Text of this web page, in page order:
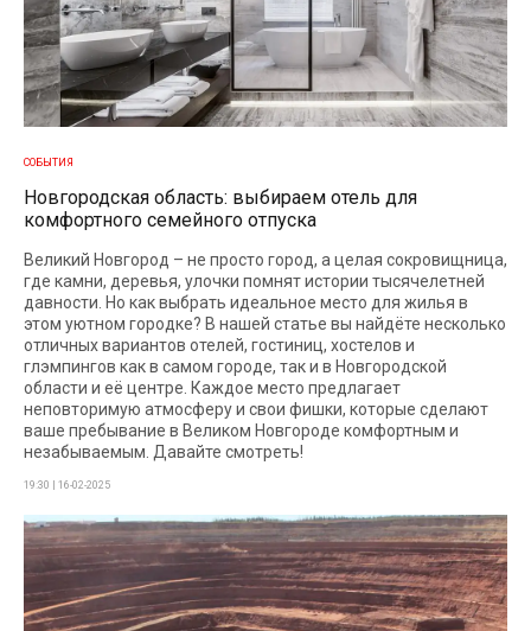
СОБЫТИЯ
Новгородская область: выбираем отель для
комфортного семейного отпуска
Великий Новгород – не просто город, а целая сокровищница,
где камни, деревья, улочки помнят истории тысячелетней
давности. Но как выбрать идеальное место для жилья в
этом уютном городке? В нашей статье вы найдёте несколько
отличных вариантов отелей, гостиниц, хостелов и
глэмпингов как в самом городе, так и в Новгородской
области и её центре. Каждое место предлагает
неповторимую атмосферу и свои фишки, которые сделают
ваше пребывание в Великом Новгороде комфортным и
незабываемым. Давайте смотреть!
19:30 | 16-02-2025